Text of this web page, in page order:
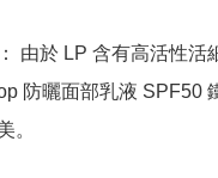
由於 LP 含有高活性活
防曬面部乳液 SPF50
。